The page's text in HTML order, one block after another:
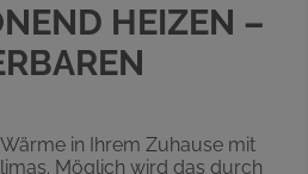
HEIZEN –
Wärme in Ihrem Zuhause mit
Möglich wird das durch